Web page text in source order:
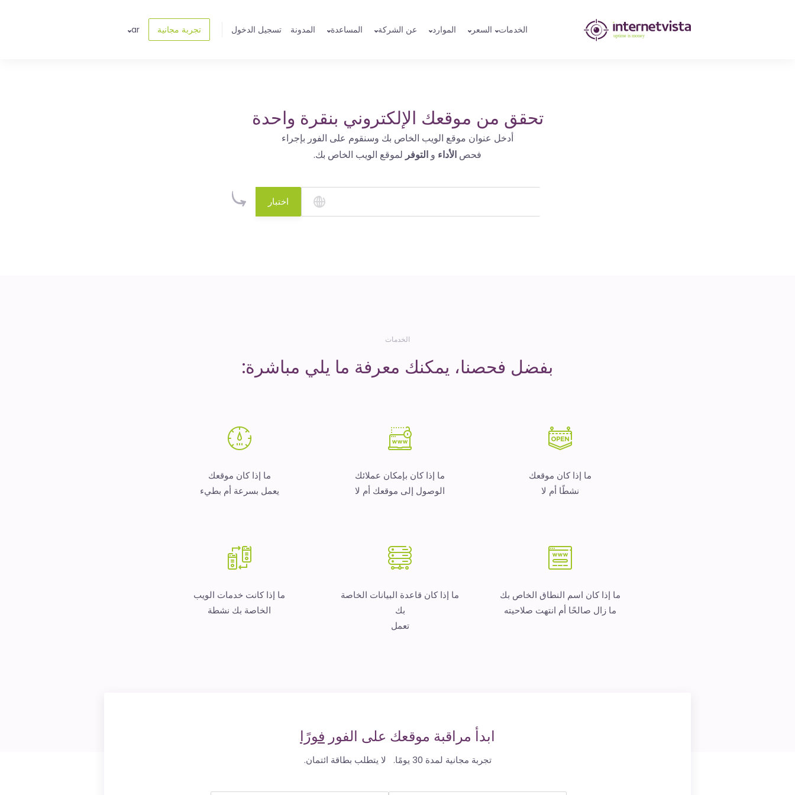
مراقبة
الخدمات السعر الموارد عن الشركة المساعدة المدونة تسجيل الدخول تجربة مجانية ar
تحقق من موقعك الإلكتروني بنقرة واحدة
أدخل عنوان موقع الويب الخاص بك وسنقوم على الفور بإجراء
فحص الأداء و التوفر لموقع الويب الخاص بك.
اختبار
الخدمات
بفضل فحصنا، يمكنك معرفة ما يلي مباشرة:
ما إذا كان موقعك
نشطًا أم لا
ما إذا كان بإمكان عملائك
الوصول إلى موقعك أم لا
ما إذا كان موقعك
يعمل بسرعة أم بطيء
ما إذا كان اسم النطاق الخاص بك
ما زال صالحًا أم انتهت صلاحيته
ما إذا كان قاعدة البيانات الخاصة
بك
تعمل
ما إذا كانت خدمات الويب
الخاصة بك نشطة
ابدأ مراقبة موقعك على الفور فورًا
تجربة مجانية لمدة 30 يومًا. لا يتطلب بطاقة ائتمان.